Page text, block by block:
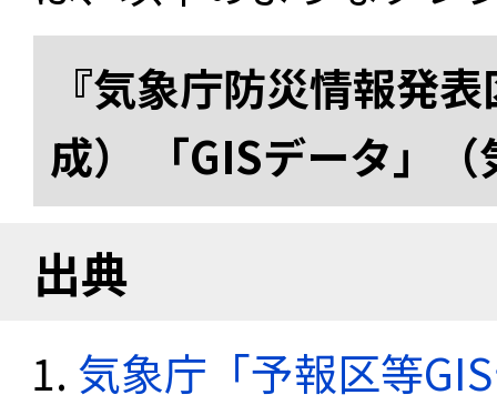
『気象庁防災情報発
成） 「GISデータ」
出典
気象庁「予報区等